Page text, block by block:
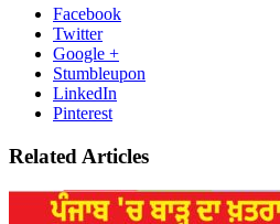
Facebook
Twitter
Google +
Stumbleupon
LinkedIn
Pinterest
Related Articles